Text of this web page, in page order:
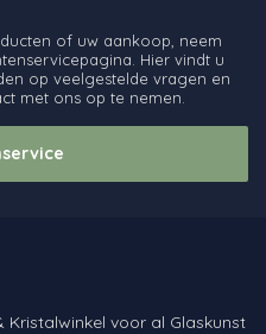
of uw aankoop, neem
Hier vindt u
op veelgestelde vragen en
met ons op te nemen.
Kristalwinkel voor al Glaskunst